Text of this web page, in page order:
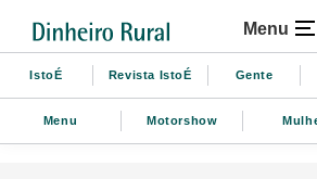
Menu
IstoÉ Revista IstoÉ Gente
Menu Motorshow